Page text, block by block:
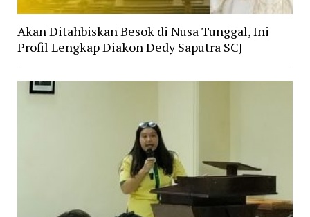
Akan Ditahbiskan Besok di Nusa Tunggal, Ini
Profil Lengkap Diakon Dedy Saputra SCJ